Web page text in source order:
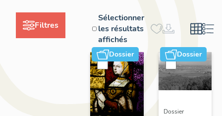
Filtres
Sélectionner
les résultats
affichés
Dossier Dossier
Dossier